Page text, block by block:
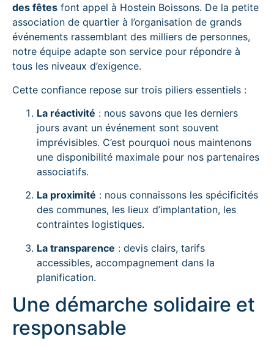
des fêtes font appel à Hostein Boissons. De la petite
association de quartier à l’organisation de grands
événements rassemblant des milliers de personnes,
notre équipe adapte son service pour répondre à
tous les niveaux d’exigence.
Cette confiance repose sur trois piliers essentiels :
La réactivité : nous savons que les derniers
jours avant un événement sont souvent
imprévisibles. C’est pourquoi nous maintenons
une disponibilité maximale pour nos partenaires
associatifs.
La proximité : nous connaissons les spécificités
des communes, les lieux d’implantation, les
contraintes logistiques.
La transparence : devis clairs, tarifs
accessibles, accompagnement dans la
planification.
Une démarche solidaire et
responsable